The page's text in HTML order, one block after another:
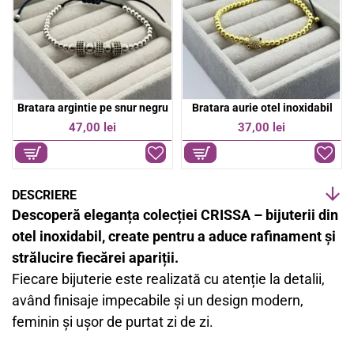
argintie pe snur negru Bratara aurie otel inoxidabil Bratara
DESCRIERE
Descoperă eleganța colecției CRISSA – bijuterii din
otel inoxidabil, create pentru a aduce rafinament și
strălucire fiecărei apariții.
Fiecare bijuterie este realizată cu atenție la detalii,
având finisaje impecabile și un design modern,
feminin și ușor de purtat zi de zi.